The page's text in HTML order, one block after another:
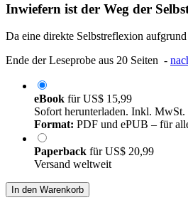
Inwiefern ist der Weg der
Da eine direkte Selbstreflexion
Ende der Leseprobe aus 20 Seiten -
eBook fürUS$ 15,99
Sofort herunterladen. Inkl. MwSt.
Format: PDF und ePUB – für
Paperback fürUS$ 20,99
Versand weltweit
In den Warenkorb